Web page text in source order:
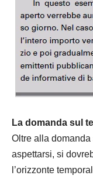
La domanda sul
Oltre alla
aspettarsi, si
l’orizzonte